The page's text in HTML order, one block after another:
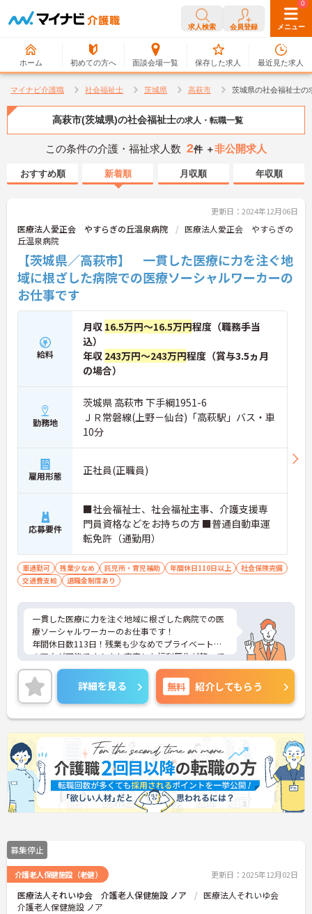
求人検索 会員登録 メニュー
ホーム 初めての方へ 面談会場一覧
0
保存した求人
0
最近見た求人
マイナビ介護職 社会福祉士 茨城県 高萩市 茨城県の社会福祉士の
高萩市(茨城県)の社会福祉士の求人・転職一覧
この条件の介護・福祉求人数 2件 ＋非公開求人
おすすめ順 新着順 月収順 年収順
更新日：2024年12月06日
医療法人愛正会 やすらぎの丘温泉病院
医療法人愛正会 やすらぎの
丘温泉病院
【茨城県／高萩市】 一貫した医療に力を注ぐ地
域に根ざした病院での医療ソーシャルワーカーの
お仕事です
給料
月収 16.5万円～16.5万円程度（職務手当
込）
年収 243万円～243万円程度（賞与3.5ヵ月
の場合）
勤務地
茨城県 高萩市 下手綱1951-6
ＪＲ常磐線(上野－仙台)「高萩駅」バス・車
10分
雇用形態 正社員(正職員)
応募要件
■社会福祉士、社会福祉主事、介護支援専
門員資格などをお持ちの方 ■普通自動車運
転免許（通勤用）
車通勤可 残業少なめ 託児所・育児補助 年間休日110日以上
社会保険完備
交通費支給
退職金制度あり
一貫した医療に力を注ぐ地域に根ざした病院での医
療ソーシャルワーカーのお仕事です！
年間休日数113日！残業も少なめでプライベートと
の両立が可能です！また充実した福利厚生が整って
いるので安心して長く働くことができます！
ご興味ある方には、面接のポイントなど、さらに詳
細をお話致しますのでお気軽にご相談ください。
詳細を見る 無料 紹介してもらう
募集停止
介護老人保健施設（老健） 更新日：2025年12月02日
医療法人それいゆ会 介護老人保健施設 ノア
医療法人それいゆ会
介護老人保健施設 ノア